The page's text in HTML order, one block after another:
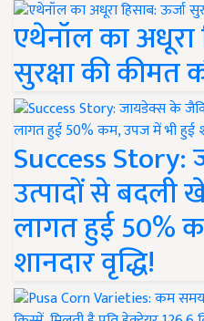
एथेनॉल का अधूरा
सुरक्षा की कीमत
Success
उत्पादों से बदली
लागत हुई 50%
शानदार वृद्धि!